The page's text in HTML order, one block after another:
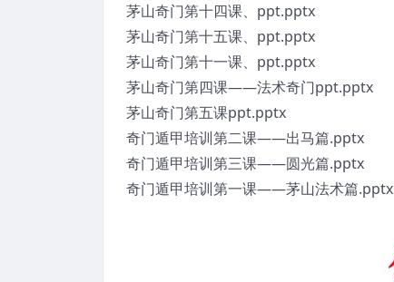
茅山奇门第十四课、ppt.pptx
茅山奇门第十五课、ppt.pptx
茅山奇门第十一课、ppt.pptx
茅山奇门第四课——法术奇门ppt.pptx
茅山奇门第五课ppt.pptx
奇门遁甲培训第二课——出马篇.pptx
奇门遁甲培训第三课——圆光篇.pptx
奇门遁甲培训第一课——茅山法术篇.pptx